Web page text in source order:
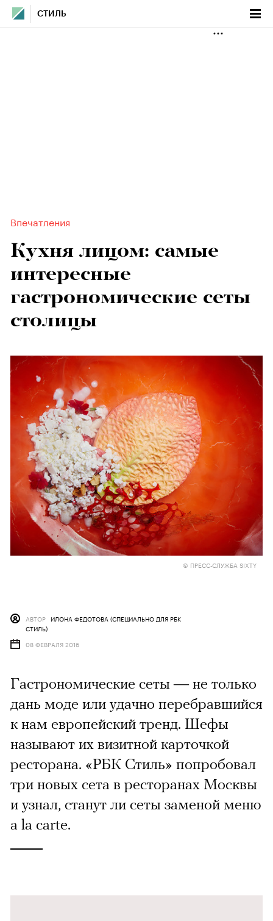
СТИЛЬ
Впечатления
Кухня лицом: самые
интересные
гастрономические сеты
столицы
© ПРЕСС-СЛУЖБА SIXTY
АВТОР ИЛОНА ФЕДОТОВА (СПЕЦИАЛЬНО ДЛЯ РБК
СТИЛЬ)
08 ФЕВРАЛЯ 2016
Гастрономические сеты — не только
дань моде или удачно перебравшийся
к нам европейский тренд. Шефы
называют их визитной карточкой
ресторана. «РБК Стиль» попробовал
три новых сета в ресторанах Москвы
и узнал, станут ли сеты заменой меню
а la carte.